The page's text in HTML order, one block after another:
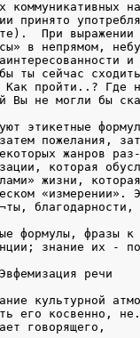
коммуникативных
принято
При выражении
в непрямом,
ты сейчас
Как пройти..? Где
Вы не могли бы
этикетные
пожелания,
жанров
которая
жизни,
«измерении».
благодарности,
формулы, фразы к
культурной
его косвенно,
говорящего,